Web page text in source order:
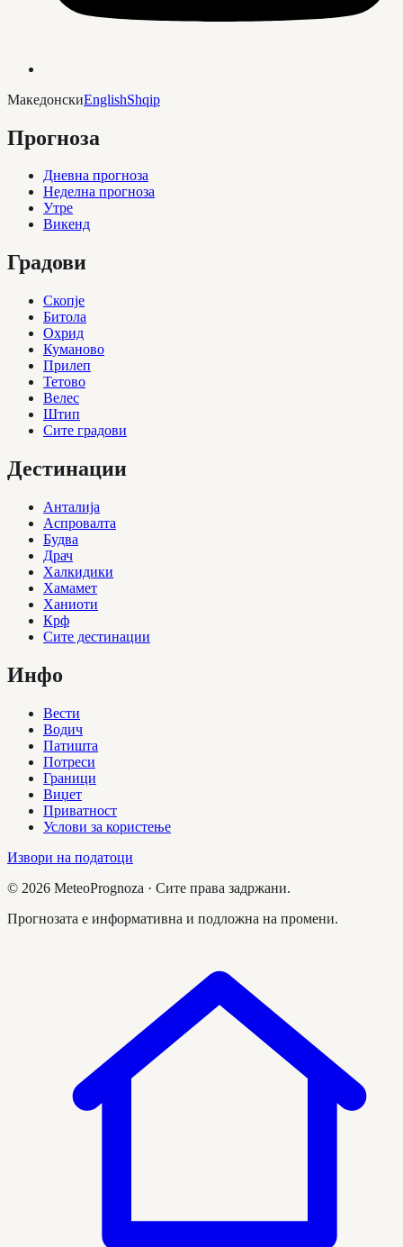
МакедонскиEnglishShqip
Прогноза
Дневна прогноза
Неделна прогноза
Утре
Викенд
Градови
Скопје
Битола
Охрид
Куманово
Прилеп
Тетово
Велес
Штип
Сите градови
Дестинации
Анталија
Аспровалта
Будва
Драч
Халкидики
Хамамет
Ханиоти
Крф
Сите дестинации
Инфо
Вести
Водич
Патишта
Потреси
Граници
Виџет
Приватност
Услови за користење
Извори на податоци
© 2026 MeteoPrognoza · Сите права задржани.
Прогнозата е информативна и подложна на промени.